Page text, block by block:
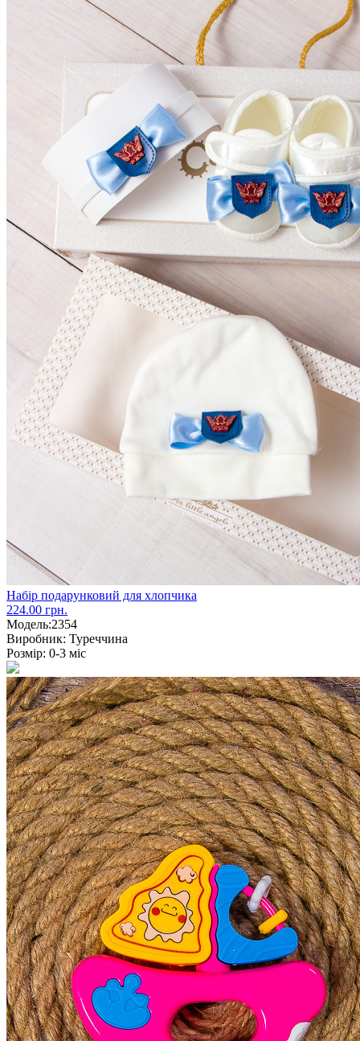
Набір подарунковий для хлопчика
224.00 грн.
Модель:2354
Виробник: Туреччина
Розмір: 0-3 міс